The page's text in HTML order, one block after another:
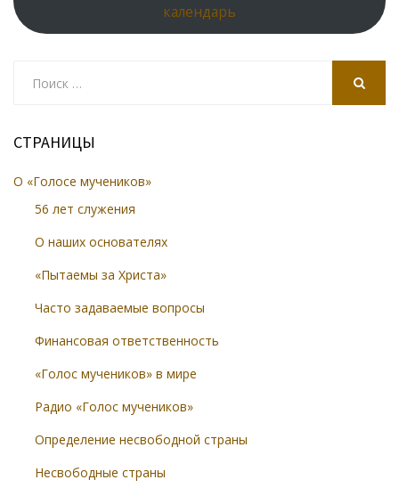
календарь
СТРАНИЦЫ
О «Голосе мучеников»
56 лет служения
О наших основателях
«Пытаемы за Христа»
Часто задаваемые вопросы
Финансовая ответственность
«Голос мучеников» в мире
Радио «Голос мучеников»
Определение несвободной страны
Несвободные страны